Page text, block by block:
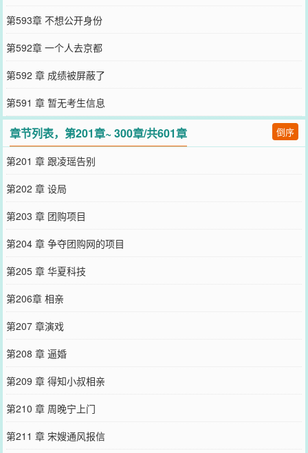
第593章 不想公开身份
第592章 一个人去京都
第592 章 成绩被屏蔽了
第591 章 暂无考生信息
章节列表，第201章~ 300章/共601章 倒序
第201 章 跟凌瑶告别
第202 章 设局
第203 章 团购项目
第204 章 争夺团购网的项目
第205 章 华夏科技
第206章 相亲
第207 章演戏
第208 章 逼婚
第209 章 得知小叔相亲
第210 章 周晚宁上门
第211 章 宋嫂通风报信